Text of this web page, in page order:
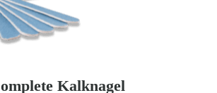
Kalknagel